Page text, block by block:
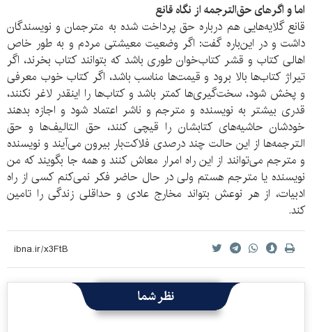
اما و اگرهای حق‌الترجمه از نگاه قانع
قانع گلایه‌هایی هم درباره حق پرداخت شده به مترجمان و نویسندگان
داشت و در این‌باره گفت: اگر وضعیت معیشتی مردم و به طور خاص‌
اهالی کتاب و قشر کتاب‌خوان طوری باشد که بتوانند کتاب بخرند، اگر
تیراژ کتاب‌ها بالا برود و قیمت‌ها مناسب باشد، اگر کتاب خوب معرفی
و پخش شود، سخت‌گیری‌ها کمتر باشد و کتاب‌ها را اینقدر لاغر نکنند،
قدری بیشتر به نویسنده و مترجم و ناشر اعتماد شود و اجازه بدهند
خودشان حاشیه‌های کتابشان را قیچی کنند، حق التالیف‌ها و حق
الترجمه‌ها از این حالت چند درصدی فلاکت‌بار بیرون می‌آیند و نویسنده
و مترجم می‌توانند از این راه امرار معاش کنند و همه جا بگویند که من
نویسنده یا مترجم هستم ولی در حال حاضر فکر نمی‌کنم کسی از راه
ادبیات، از هر نوعش بتواند مخارج عادی و حداقلی زندگی را تامین
کند.
نظر شما